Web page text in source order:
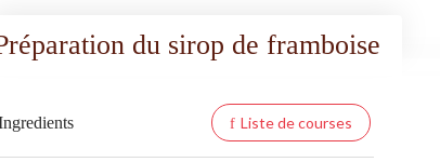
du sirop de framboise
Liste de courses